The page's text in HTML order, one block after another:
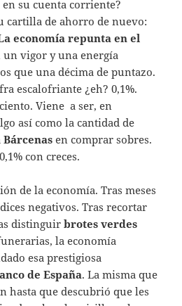
su cuenta corriente?
cartilla de ahorro de nuevo:
economía repunta en el
un vigor y una energía
que una décima de puntazo.
escalofriante ¿eh? 0,1%.
Viene a ser, en
así como la cantidad de
Bárcenasen comprar sobres.
con creces.
de la economía. Tras meses
negativos. Tras recortar
distinguirbrotes verdes
la economía
esa prestigiosa
de España. La misma que
hasta que descubrió que les